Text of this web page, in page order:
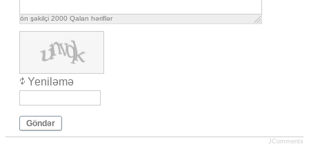
ön şəkilçi 2000 Qalan həriflər
Yeniləmə
Göndər
JComments